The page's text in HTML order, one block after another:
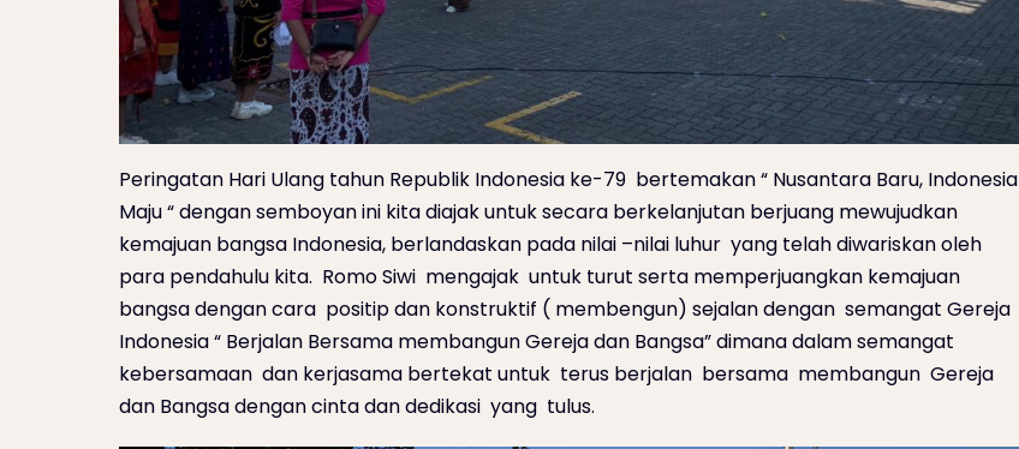
Peringatan Hari Ulang tahun Republik Indonesia ke-79 bertemakan “ Nusantara Baru, Indonesia
Maju “ dengan semboyan ini kita diajak untuk secara berkelanjutan berjuang mewujudkan
kemajuan bangsa Indonesia, berlandaskan pada nilai –nilai luhur yang telah diwariskan oleh
para pendahulu kita. Romo Siwi mengajak untuk turut serta memperjuangkan kemajuan
bangsa dengan cara positip dan konstruktif ( membengun) sejalan dengan semangat Gereja
Indonesia “ Berjalan Bersama membangun Gereja dan Bangsa” dimana dalam semangat
kebersamaan dan kerjasama bertekat untuk terus berjalan bersama membangun Gereja
dan Bangsa dengan cinta dan dedikasi yang tulus.